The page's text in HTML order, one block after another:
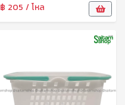
฿ 205 / โหล